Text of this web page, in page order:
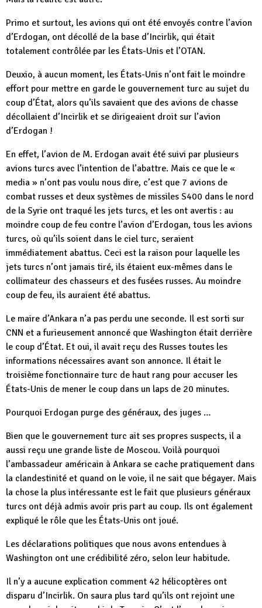
Primo et surtout, les avions qui ont été envoyés contre l’avion
d’Erdogan, ont décollé de la base d’Incirlik, qui était
totalement contrôlée par les États-Unis et l’OTAN.
Deuxio, à aucun moment, les États-Unis n’ont fait le moindre
effort pour mettre en garde le gouvernement turc au sujet du
coup d’État, alors qu’ils savaient que des avions de chasse
décollaient d’Incirlik et se dirigeaient droit sur l’avion
d’Erdogan !
En effet, l’avion de M. Erdogan avait été suivi par plusieurs
avions turcs avec l’intention de l’abattre. Mais ce que le «
media » n’ont pas voulu nous dire, c’est que 7 avions de
combat russes et deux systèmes de missiles S400 dans le nord
de la Syrie ont traqué les jets turcs, et les ont avertis : au
moindre coup de feu contre l’avion d’Erdogan, tous les avions
turcs, où qu’ils soient dans le ciel turc, seraient
immédiatement abattus. Ceci est la raison pour laquelle les
jets turcs n’ont jamais tiré, ils étaient eux-mêmes dans le
collimateur des chasseurs et des fusées russes. Au moindre
coup de feu, ils auraient été abattus.
Le maire d’Ankara n’a pas perdu une seconde. Il est sorti sur
CNN et a furieusement annoncé que Washington était derrière
le coup d’État. Et oui, il avait reçu des Russes toutes les
informations nécessaires avant son annonce. Il était le
troisième fonctionnaire turc de haut rang pour accuser les
États-Unis de mener le coup dans un laps de 20 minutes.
Pourquoi Erdogan purge des généraux, des juges …
Bien que le gouvernement turc ait ses propres suspects, il a
aussi reçu une grande liste de Moscou. Voilà pourquoi
l’ambassadeur américain à Ankara se cache pratiquement dans
la clandestinité et quand on le voie, il ne sait que bégayer. Mais
la chose la plus intéressante est le fait que plusieurs généraux
turcs ont déjà admis avoir pris part au coup. Ils ont également
expliqué le rôle que les États-Unis ont joué.
Les déclarations politiques que nous avons entendues à
Washington ont une crédibilité zéro, selon leur habitude.
Il n’y a aucune explication comment 42 hélicoptères ont
disparu d’Incirlik. On saura plus tard qu’ils ont rejoint une